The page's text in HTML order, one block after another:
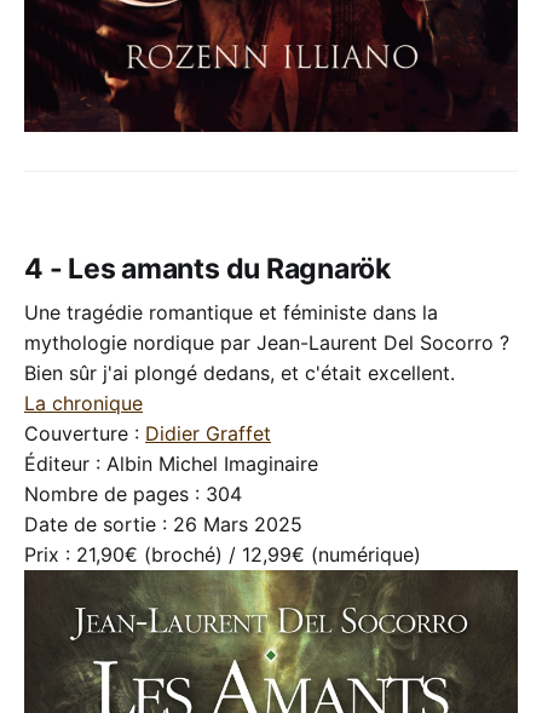
4 - Les amants du Ragnarök
Une tragédie romantique et féministe dans la
mythologie nordique par Jean-Laurent Del Socorro ?
Bien sûr j'ai plongé dedans, et c'était excellent.
La chronique
Couverture : Didier Graffet
Éditeur : Albin Michel Imaginaire
Nombre de pages : 304
Date de sortie : 26 Mars 2025
Prix : 21,90€ (broché) / 12,99€ (numérique)